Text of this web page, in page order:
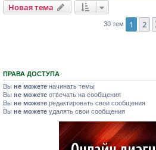
Новая тема
30 тем 1 2
ПРАВА ДОСТУПА
Вы не можете начинать темы
Вы не можете отвечать на сообщения
Вы не можете редактировать свои сообщения
Вы не можете удалять свои сообщения